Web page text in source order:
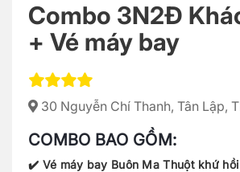
Combo 3N2Đ
+ Vé máy bay
30 Nguyễn Chí Thanh, Tân Lập,
COMBO BAO GỒM:
✔️ Vé máy bay Buôn Ma Thuột khứ hồi